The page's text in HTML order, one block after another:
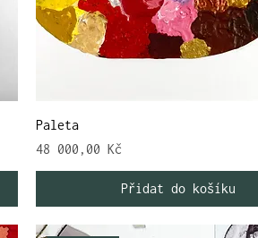
Paleta
Cena
48 000,00 Kč
Přidat do košíku